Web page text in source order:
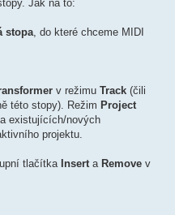
Jak na to:
stopa, do které chceme MIDI
v režimu Track (čili
této stopy). Režim Project
existujících/nových
projektu.
tlačítka Insert a Remove v